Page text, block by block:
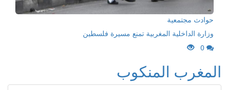
حوادث مجتمعية
وزارة الداخلية المغربية تمنع مسيرة فلسطين
0
المغرب المنكوب